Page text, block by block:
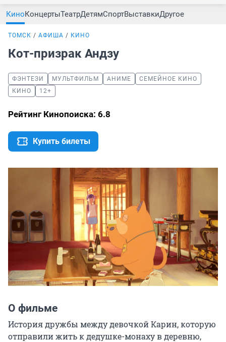
КиноКонцертыТеатрДетямСпортВыставкиДругое
ТОМСК АФИША КИНО
Кот-призрак Андзу
ФЭНТЕЗИ МУЛЬТФИЛЬМ АНИМЕ
СЕМЕЙНОЕ КИНО
КИНО
12+
Рейтинг Кинопоиска: 6.8
Купить билеты
О фильме
История дружбы между девочкой Карин, которую
отправили жить к дедушке-монаху в деревню,